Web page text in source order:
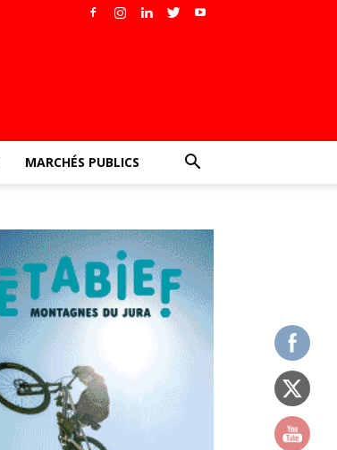
MARCHÉS PUBLICS